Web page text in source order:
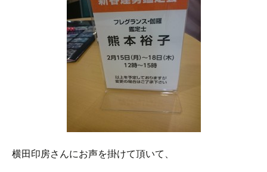
横田印房さんにお声を掛けて頂いて、